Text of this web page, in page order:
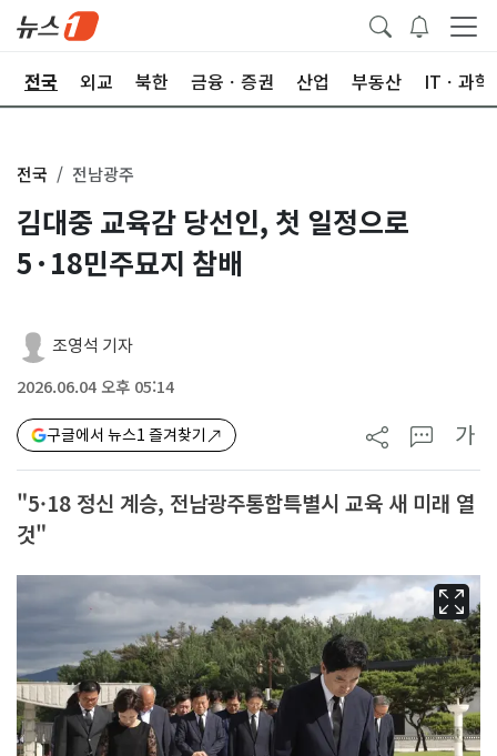
전국 외교 북한 금융ㆍ증권 산업 부동산 ITㆍ과학
전국 전남광주
김대중 교육감 당선인, 첫 일정으로
5·18민주묘지 참배
조영석 기자
2026.06.04 오후 05:14
구글에서 뉴스1 즐겨찾기 가
"5·18 정신 계승, 전남광주통합특별시 교육 새 미래 열
것"